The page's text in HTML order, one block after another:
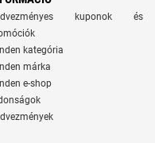
kuponok és
kategória
márka
e-shop